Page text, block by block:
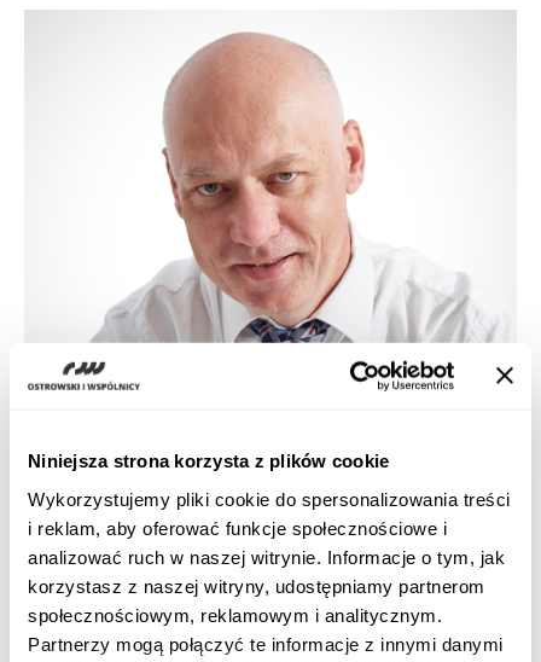
Niniejsza strona korzysta z plików cookie
Wykorzystujemy pliki cookie do spersonalizowania treści
i reklam, aby oferować funkcje społecznościowe i
analizować ruch w naszej witrynie. Informacje o tym, jak
korzystasz z naszej witryny, udostępniamy partnerom
społecznościowym, reklamowym i analitycznym.
Partnerzy mogą połączyć te informacje z innymi danymi
Tax Law